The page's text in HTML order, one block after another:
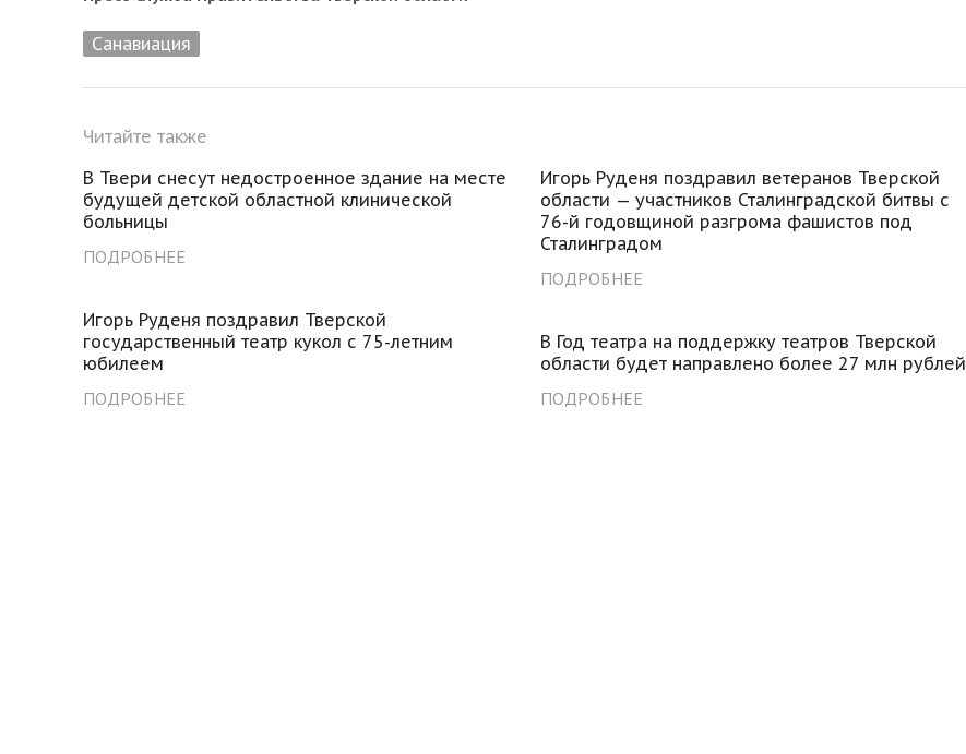
Санавиация
Читайте также
В Твери снесут недостроенное здание на месте
будущей детской областной клинической
больницы
ПОДРОБНЕЕ
Игорь Руденя поздравил ветеранов Тверской
области — участников Сталинградской битвы с
76-й годовщиной разгрома фашистов под
Сталинградом
ПОДРОБНЕЕ
Игорь Руденя поздравил Тверской
государственный театр кукол с 75-летним
юбилеем
ПОДРОБНЕЕ
В Год театра на поддержку театров Тверской
области будет направлено более 27 млн рублей
ПОДРОБНЕЕ